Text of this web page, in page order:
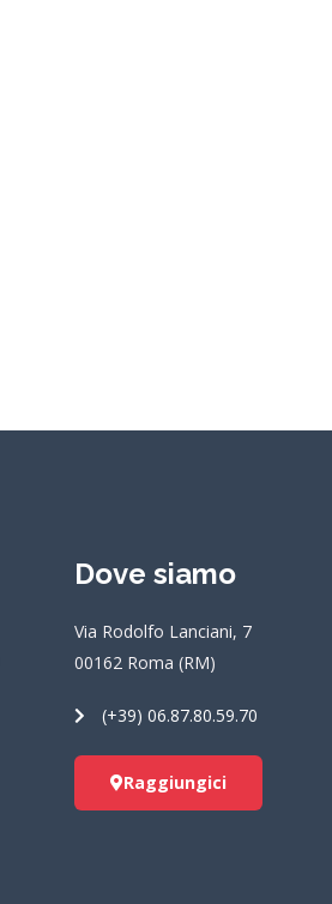
Dove siamo
Via Rodolfo Lanciani, 7
00162 Roma (RM)
(+39) 06.87.80.59.70
Raggiungici